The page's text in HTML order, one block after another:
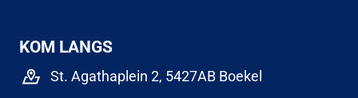
KOM LANGS
St. Agathaplein 2, 5427AB Boekel